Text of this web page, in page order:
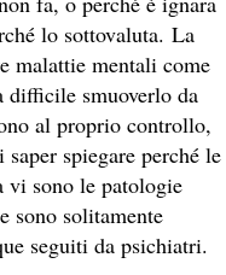
lo sottovaluta. La
malattie mentali come
difficile smuoverlo da
al proprio controllo,
spiegare perché le
vi sono le patologie
sono solitamente
seguiti da psichiatri.